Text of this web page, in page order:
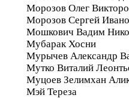
Морозов Олег
Морозов Сергей
Мошкович Вадим
Мубарак Хосни
Мурычев Александр
Мутко Виталий
Муцоев Зелимхан
Мэй Тереза